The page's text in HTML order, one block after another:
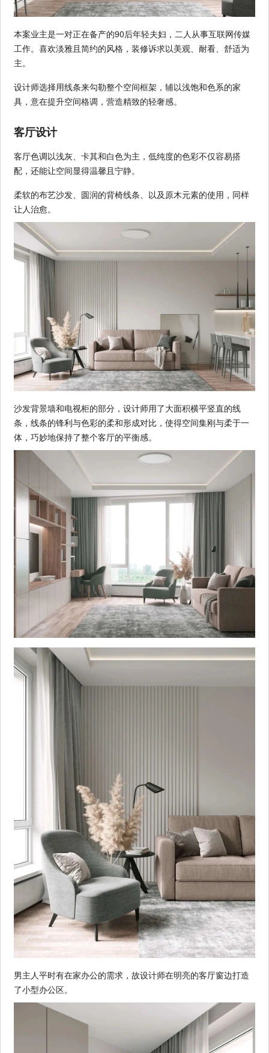
本案业主是一对正在备产的90后年轻夫妇，二人从事互联网传媒
工作。喜欢淡雅且简约的风格，装修诉求以美观、耐看、舒适为
主。
设计师选择用线条来勾勒整个空间框架，辅以浅饱和色系的家
具，意在提升空间格调，营造精致的轻奢感。
客厅设计
客厅色调以浅灰、卡其和白色为主，低纯度的色彩不仅容易搭
配，还能让空间显得温馨且宁静。
柔软的布艺沙发、圆润的背椅线条、以及原木元素的使用，同样
让人治愈。
沙发背景墙和电视柜的部分，设计师用了大面积横平竖直的线
条，线条的锋利与色彩的柔和形成对比，使得空间集刚与柔于一
体，巧妙地保持了整个客厅的平衡感。
男主人平时有在家办公的需求，故设计师在明亮的客厅窗边打造
了小型办公区。